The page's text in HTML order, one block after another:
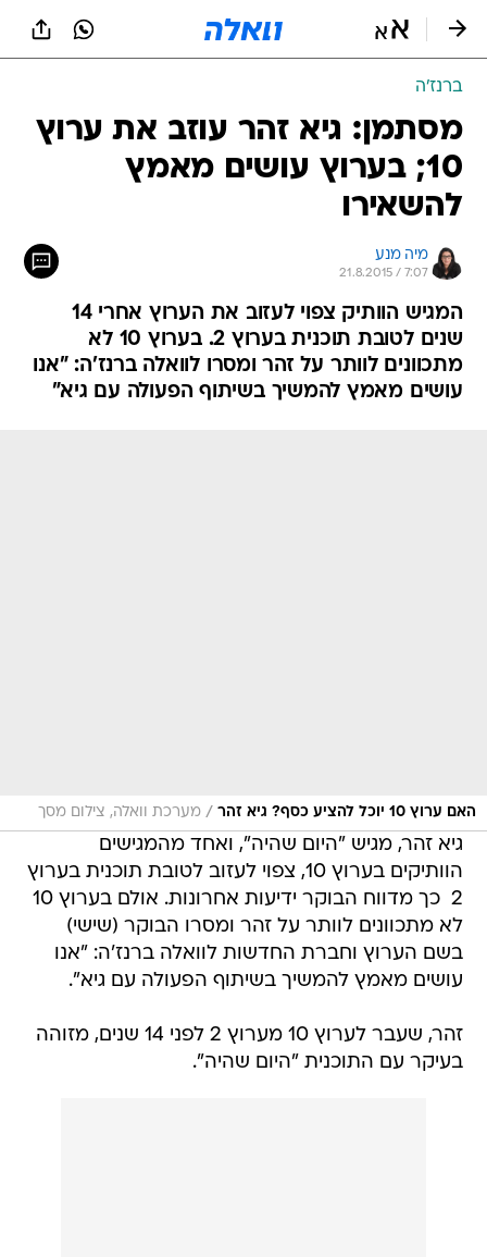
ברנז'ה
מסתמן: גיא זהר עוזב את ערוץ
10; בערוץ עושים מאמץ
להשאירו
מיה מנע
21.8.2015 / 7:07
המגיש הוותיק צפוי לעזוב את הערוץ אחרי 14
שנים לטובת תוכנית בערוץ 2. בערוץ 10 לא
מתכוונים לוותר על זהר ומסרו לוואלה ברנז'ה: "אנו
עושים מאמץ להמשיך בשיתוף הפעולה עם גיא"
האם ערוץ 10 יוכל להציע כסף? גיא זהר / מערכת וואלה, צילום מסך
גיא זהר, מגיש "היום שהיה", ואחד מהמגישים
הוותיקים בערוץ 10, צפוי לעזוב לטובת תוכנית בערוץ
2  כך מדווח הבוקר ידיעות אחרונות. אולם בערוץ 10
לא מתכוונים לוותר על זהר ומסרו הבוקר (שישי)
בשם הערוץ וחברת החדשות לוואלה ברנז'ה: "אנו
עושים מאמץ להמשיך בשיתוף הפעולה עם גיא".
זהר, שעבר לערוץ 10 מערוץ 2 לפני 14 שנים, מזוהה
בעיקר עם התוכנית "היום שהיה".